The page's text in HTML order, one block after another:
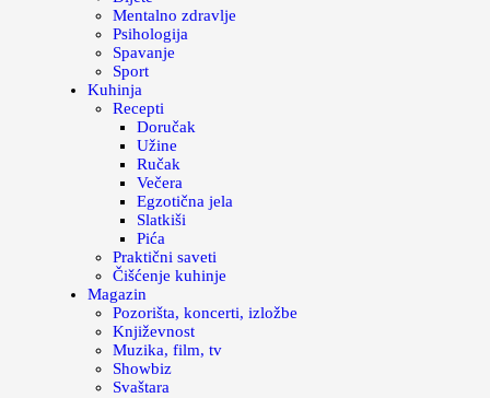
Mentalno zdravlje
Psihologija
Spavanje
Sport
Kuhinja
Recepti
Doručak
Užine
Ručak
Večera
Egzotična jela
Slatkiši
Pića
Praktični saveti
Čišćenje kuhinje
Magazin
Pozorišta, koncerti, izložbe
Književnost
Muzika, film, tv
Showbiz
Svaštara